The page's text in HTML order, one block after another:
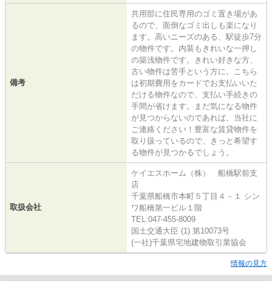
備考
共用部に住民専用のゴミ置き場があ
るので、面倒なゴミ出しも楽になり
ます。高いニーズのある、駅徒歩7分
の物件です。内装もきれいな一押し
の築浅物件です。きれい好きな方、
古い物件は苦手という方に。こちら
は初期費用をカードでお支払いいた
だける物件なので、支払い手続きの
手間が省けます。まだ気になる物件
が見つからないのであれば、当社に
ご連絡ください！豊富な賃貸物件を
取り扱っているので、きっと希望す
る物件が見つかるでしょう。
取扱会社
ケイエスホーム（株） 船橋駅前支
店
千葉県船橋市本町５丁目４－１ シン
ワ船橋第一ビル１階
TEL:047-455-8009
国土交通大臣 (1) 第10073号
(一社)千葉県宅地建物取引業協会
情報の見方